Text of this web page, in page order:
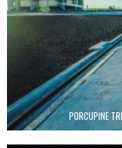
PORCUPINE